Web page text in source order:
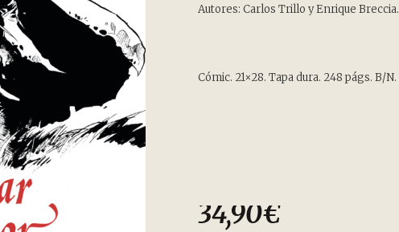
customer
ratings
Autores: Carlos Trillo y Enrique Breccia.
Cómic. 21×28. Tapa dura. 248 págs. B/N.
34,90€